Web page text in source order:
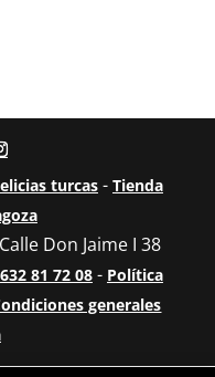
turcas- Tienda
Don Jaime I 38
632 81 72 08- Política
generales